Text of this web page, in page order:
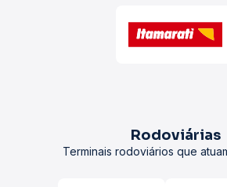
Rodoviárias
Terminais rodoviários que